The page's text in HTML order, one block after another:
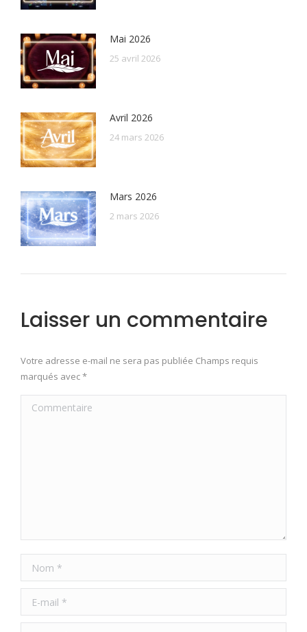
Mai 2026
25 avril 2026
Avril 2026
24 mars 2026
Mars 2026
2 mars 2026
Laisser un commentaire
Votre adresse e-mail ne sera pas publiée Champs requis
marqués avec*
Commentaire
Nom *
E-mail *